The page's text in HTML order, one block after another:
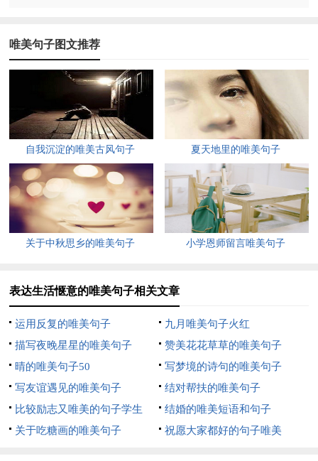
乐了，想你的我也心动了，看短信的你别冲动了，其实没别的意
思，只想让你知道新的一年爱你更多些。
5、午后，漫步在竹林小道上，就这样静静地，静静地欣赏着四
周的美景。
6、一个人要想实现自己的目标，离不开艰辛的脑力劳动和体力
劳动。如果我不愿付出这样的代价，那么我的未来一定充满眼泪
和贫穷，我会为那没有笑声与鲜花的未来顿足捶胸，哀叹自己的
不幸。以后我不再为自己感到悲伤，我不再走在老路上。
8、生活因欣赏而精彩，生命因欣赏而美丽。
9、伟人之所以伟大，是因为他与别人共处逆境时，别人失去了
信心，他却下决心实现自己的目标。
10、在每个星光陨落的晚上，一遍一遍数我的寂寞。
唯美句子图文推荐
自我沉淀的唯美古风句子 夏天地里的唯美句子
关于中秋思乡的唯美句子 小学恩师留言唯美句子
表达生活惬意的唯美句子相关文章
运用反复的唯美句子
九月唯美句子火红
描写夜晚星星的唯美句子
赞美花花草草的唯美句子
晴的唯美句子50
写梦境的诗句的唯美句子
写友谊遇见的唯美句子
结对帮扶的唯美句子
比较励志又唯美的句子学生
结婚的唯美短语和句子
关于吃糖画的唯美句子
祝愿大家都好的句子唯美